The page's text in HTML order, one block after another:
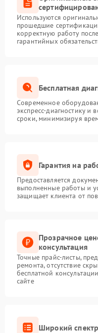
Используются
прошедшие
корректную работу
гарантийных
Бесплатная
Современное
экспресс-диагностику и
сроки, минимизируя
Гарантия на
Предоставляется
выполненные работы и
защищает клиента от
Прозрачное
консультация
Точные прайс-листы,
ремонта, отсутствие
бесплатной
сайте
Широкий